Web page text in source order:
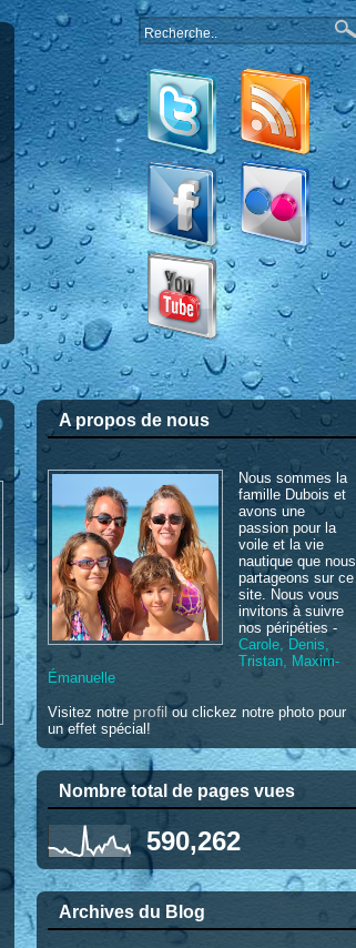
A propos de nous
Nous sommes la
famille Dubois et
avons une
passion pour la
voile et la vie
nautique que nous
partageons sur ce
site. Nous vous
invitons à suivre
nos péripéties -
Carole, Denis,
Tristan, Maxim-
Émanuelle
Visitez notre profilou clickez notre photo pour
un effet spécial!
Nombre total de pages vues
590,262
Archives du Blog